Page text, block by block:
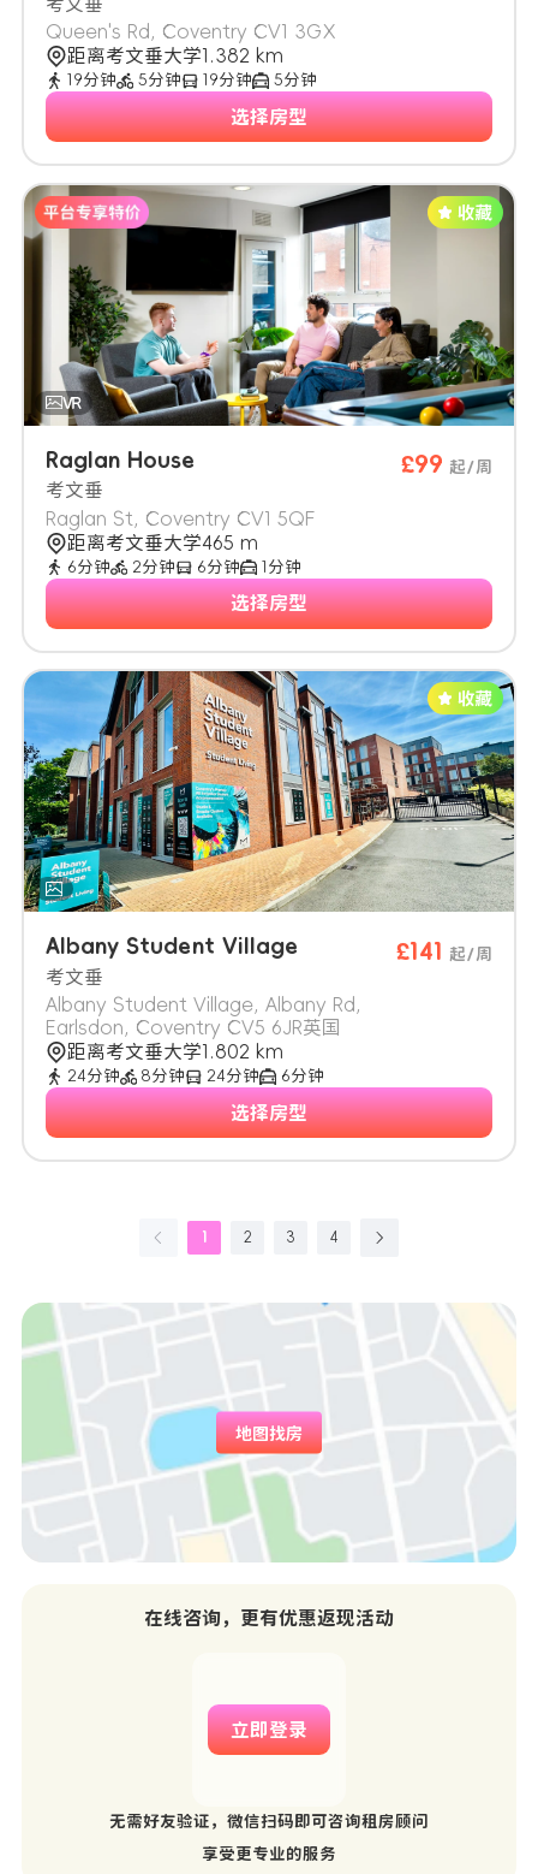
考文垂
Queen's Rd, Coventry CV1 3GX
距离考文垂大学1.382 km
19分钟 5分钟 19分钟 5分钟
选择房型
Raglan House
考文垂
Raglan St, Coventry CV1 5QF
£99 起/周
距离考文垂大学465 m
6分钟 2分钟 6分钟 1分钟
选择房型
Albany Student Village
考文垂
Albany Student Village, Albany Rd,
Earlsdon, Coventry CV5 6JR英国
£141 起/周
距离考文垂大学1.802 km
24分钟 8分钟 24分钟 6分钟
选择房型
1 2 3 4
地图找房
在线咨询，更有优惠返现活动
立即登录
无需好友验证，微信扫码即可咨询租房顾问
享受更专业的服务